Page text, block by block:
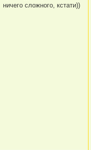
ничего сложного, кстати))